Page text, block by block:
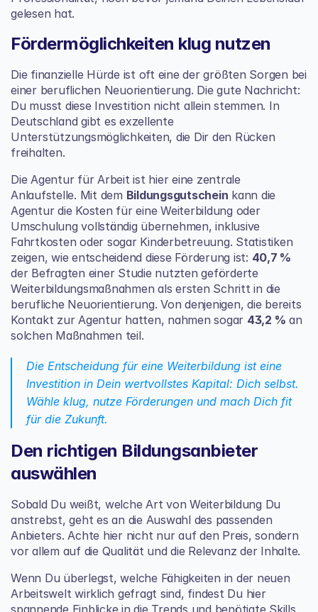
gelesen hat.
Fördermöglichkeiten klug nutzen
Die finanzielle Hürde ist oft eine der größten Sorgen bei
einer beruflichen Neuorientierung. Die gute Nachricht:
Du musst diese Investition nicht allein stemmen. In
Deutschland gibt es exzellente
Unterstützungsmöglichkeiten, die Dir den Rücken
freihalten.
Die Agentur für Arbeit ist hier eine zentrale
Anlaufstelle. Mit dem Bildungsgutschein kann die
Agentur die Kosten für eine Weiterbildung oder
Umschulung vollständig übernehmen, inklusive
Fahrtkosten oder sogar Kinderbetreuung. Statistiken
zeigen, wie entscheidend diese Förderung ist: 40,7 %
der Befragten einer Studie nutzten geförderte
Weiterbildungsmaßnahmen als ersten Schritt in die
berufliche Neuorientierung. Von denjenigen, die bereits
Kontakt zur Agentur hatten, nahmen sogar 43,2 % an
solchen Maßnahmen teil.
Die Entscheidung für eine Weiterbildung ist eine
Investition in Dein wertvollstes Kapital: Dich selbst.
Wähle klug, nutze Förderungen und mach Dich fit
für die Zukunft.
Den richtigen Bildungsanbieter
auswählen
Sobald Du weißt, welche Art von Weiterbildung Du
anstrebst, geht es an die Auswahl des passenden
Anbieters. Achte hier nicht nur auf den Preis, sondern
vor allem auf die Qualität und die Relevanz der Inhalte.
Wenn Du überlegst, welche Fähigkeiten in der neuen
Arbeitswelt wirklich gefragt sind, findest Du hier
spannende Einblicke in die Trends und benötigte Skills